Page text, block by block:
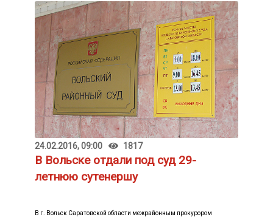
24.02.2016, 09:00 1817
В Вольске отдали под суд 29-
летнюю сутенершу
В г. Вольск Саратовской области межрайонным прокурором